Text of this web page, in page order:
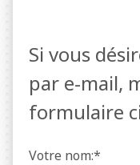
Si vous
par e-mail,
formulaire
Votre nom:*